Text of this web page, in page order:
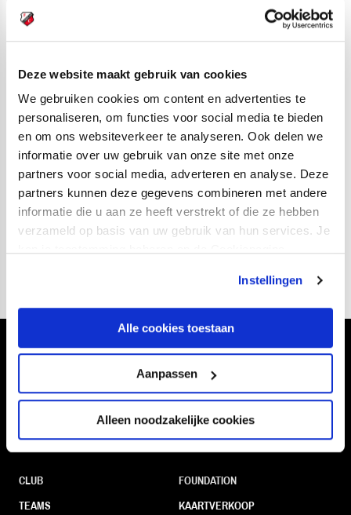
Deze website maakt gebruik van cookies
We gebruiken cookies om content en advertenties te
personaliseren, om functies voor social media te bieden
en om ons websiteverkeer te analyseren. Ook delen we
informatie over uw gebruik van onze site met onze
partners voor social media, adverteren en analyse. Deze
partners kunnen deze gegevens combineren met andere
informatie die u aan ze heeft verstrekt of die ze hebben
verzameld op basis van uw gebruik van hun services. Je
Instellingen
Alle cookies toestaan
Aanpassen
Alleen noodzakelijke cookies
Gertjan Verbeek werd in Wijdewormer verrast door het
aan, maar boog de boel in het slotkwartier om: 2-1.
Live verslag via Twitter
De wedstrijd Almere City FC – Jong FC Utrecht begint in
het Yanmar Stadion om 20.00 uur. FC Utrecht doet
vanuit de thuishaven van de Almeerdersvia Twitter
verslagvan de wedstrijd. Flitsen van de match passeren
Volg ons ook via
Navigeer naar
CLUB
TEAMS
FOUNDATION
KAARTVERKOOP